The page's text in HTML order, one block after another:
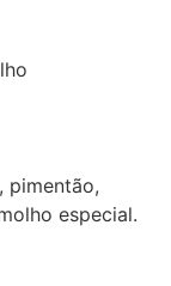
pimentão,
especial.